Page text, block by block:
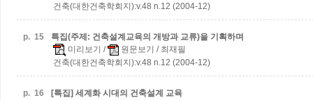
건축(대한건축학회지):v.48 n.12 (2004-12)
p. 15
특집(주제: 건축설계교육의 개방과 교류)을 기획하며
미리보기 / 원문보기 / 최재필
건축(대한건축학회지):v.48 n.12 (2004-12)
p. 16
[특집] 세계화 시대의 건축설계 교육